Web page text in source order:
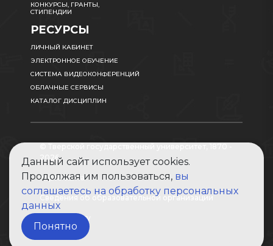
КОНКУРСЫ, ГРАНТЫ,
СТИПЕНДИИ
РЕСУРСЫ
ЛИЧНЫЙ КАБИНЕТ
ЭЛЕКТРОННОЕ ОБУЧЕНИЕ
СИСТЕМА ВИДЕОКОНФЕРЕНЦИЙ
ОБЛАЧНЫЕ СЕРВИСЫ
КАТАЛОГ ДИСЦИПЛИН
2026
Карта сайта
Сведения об образовательной организации
Абитуриенту
Данный сайт использует cookies.
Продолжая им пользоваться, вы
соглашаетесь на обработку персональных
данных
Понятно